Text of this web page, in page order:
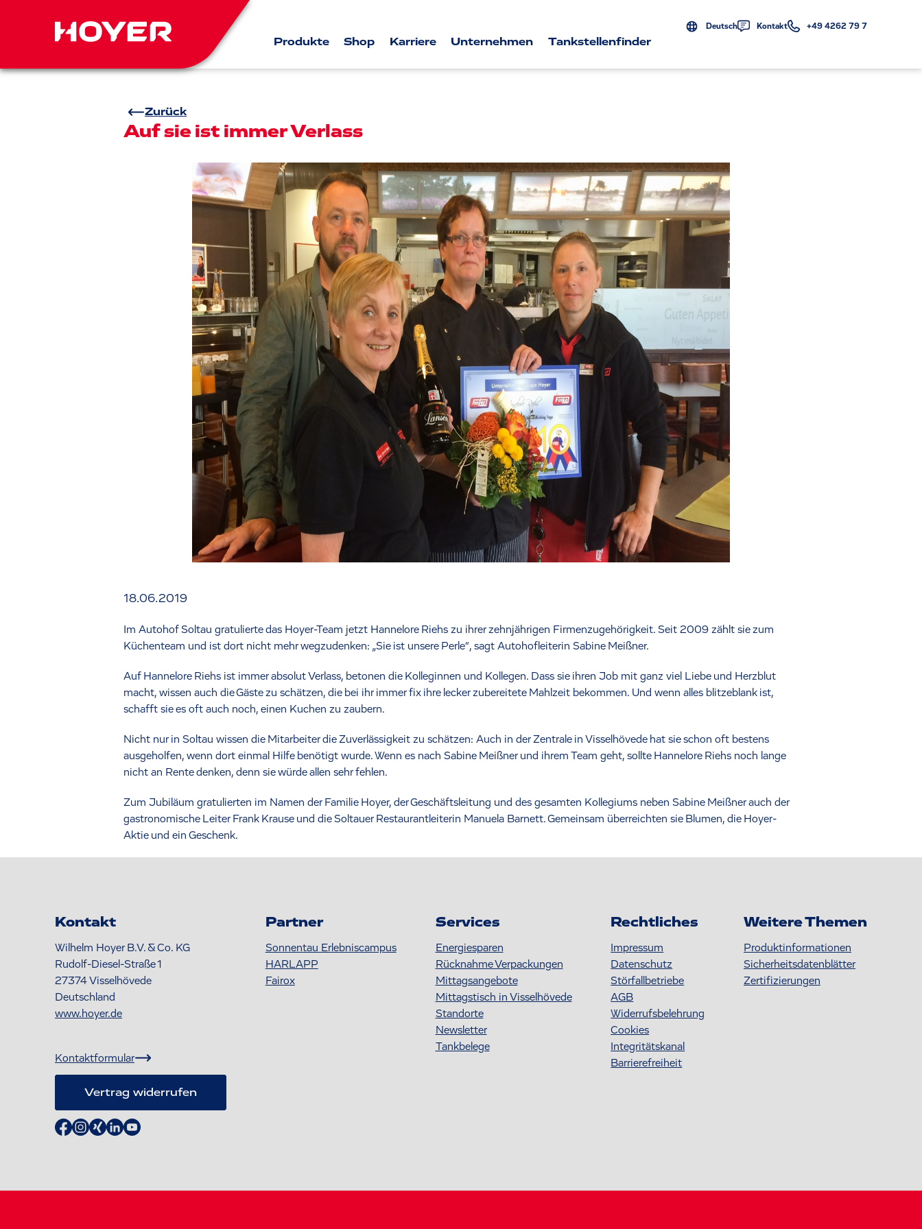
Deutsch Kontakt +49 4262 79 7
Produkte Shop Karriere Unternehmen Tankstellenfinder
Zurück
Auf sie ist immer Verlass
18.06.2019
Im Autohof Soltau gratulierte das Hoyer-Team jetzt Hannelore Riehs zu ihrer zehnjährigen Firmenzugehörigkeit. Seit 2009 zählt sie zum
Küchenteam und ist dort nicht mehr wegzudenken: „Sie ist unsere Perle“, sagt Autohofleiterin Sabine Meißner.
Auf Hannelore Riehs ist immer absolut Verlass, betonen die Kolleginnen und Kollegen. Dass sie ihren Job mit ganz viel Liebe und Herzblut
macht, wissen auch die Gäste zu schätzen, die bei ihr immer fix ihre lecker zubereitete Mahlzeit bekommen. Und wenn alles blitzeblank ist,
schafft sie es oft auch noch, einen Kuchen zu zaubern.
Nicht nur in Soltau wissen die Mitarbeiter die Zuverlässigkeit zu schätzen: Auch in der Zentrale in Visselhövede hat sie schon oft bestens
ausgeholfen, wenn dort einmal Hilfe benötigt wurde. Wenn es nach Sabine Meißner und ihrem Team geht, sollte Hannelore Riehs noch lange
nicht an Rente denken, denn sie würde allen sehr fehlen.
Zum Jubiläum gratulierten im Namen der Familie Hoyer, der Geschäftsleitung und des gesamten Kollegiums neben Sabine Meißner auch der
gastronomische Leiter Frank Krause und die Soltauer Restaurantleiterin Manuela Barnett. Gemeinsam überreichten sie Blumen, die Hoyer-
Aktie und ein Geschenk.
Kontakt
Wilhelm Hoyer B.V. & Co. KG
Rudolf-Diesel-Straße 1
27374Visselhövede
Deutschland
www.hoyer.de
Kontaktformular
Vertrag widerrufen
Partner
Sonnentau Erlebniscampus
HARLAPP
Fairox
Services
Energiesparen
Rücknahme Verpackungen
Mittagsangebote
Mittagstisch in Visselhövede
Standorte
Newsletter
Tankbelege
Rechtliches
Impressum
Datenschutz
Störfallbetriebe
AGB
Widerrufsbelehrung
Cookies
Integritätskanal
Barrierefreiheit
Weitere Themen
Produktinformationen
S icherheitsdatenblätter
Zertifizierungen